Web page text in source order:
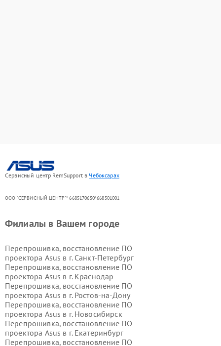
Сервисный центр RemSupport вЧебоксарах
ООО "СЕРВИСНЫЙ ЦЕНТР"* 6685170650*668501001
Филиалы в Вашем городе
Перепрошивка, восстановление ПО
проектора Asus в г. Санкт-Петербург
Перепрошивка, восстановление ПО
проектора Asus в г. Краснодар
Перепрошивка, восстановление ПО
проектора Asus в г. Ростов-на-Дону
Перепрошивка, восстановление ПО
проектора Asus в г. Новосибирск
Перепрошивка, восстановление ПО
проектора Asus в г. Екатеринбург
Перепрошивка, восстановление ПО